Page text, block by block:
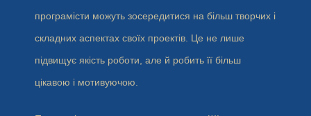
програмісти можуть зосередитися на більш творчих і
складних аспектах своїх проектів. Це не лише
підвищує якість роботи, але й робить її більш
цікавою і мотивуючою.